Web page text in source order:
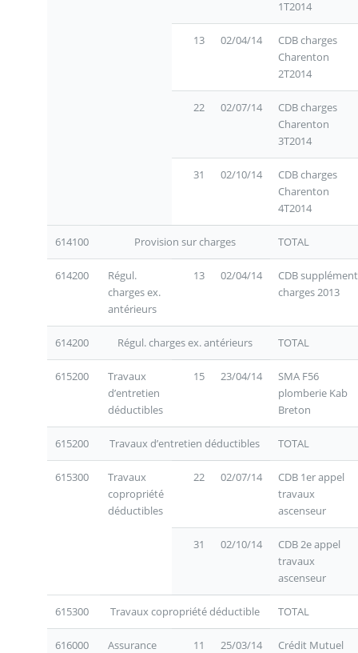
1T2014
13 02/04/14
CDB charges
Charenton
2T2014
22 02/07/14
CDB charges
Charenton
3T2014
31 02/10/14
CDB charges
Charenton
4T2014
614100 Provision sur charges TOTAL
614200
Régul.
charges ex.
antérieurs
13 02/04/14
CDB supplément
charges 2013
614200 Régul. charges ex. antérieurs TOTAL
615200
Travaux
d’entretien
déductibles
15 23/04/14
SMA F56
plomberie Kab
Breton
615200 Travaux d’entretien déductibles TOTAL
615300
Travaux
copropriété
déductibles
22 02/07/14
CDB 1er appel
travaux
ascenseur
31 02/10/14
CDB 2e appel
travaux
ascenseur
615300 Travaux copropriété déductible TOTAL
616000 Assurance 11 25/03/14
Crédit Mutuel